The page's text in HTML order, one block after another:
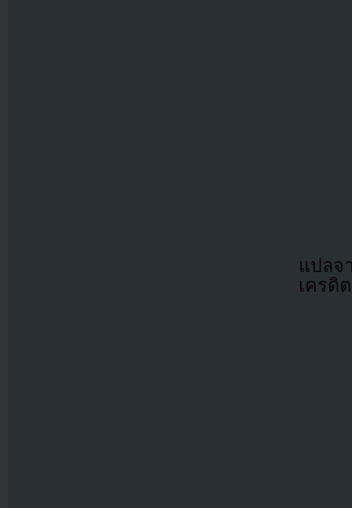
แปล
เครดิ